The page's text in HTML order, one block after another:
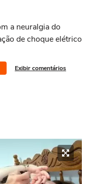
a neuralgia do
de choque elétrico
Exibir comentários